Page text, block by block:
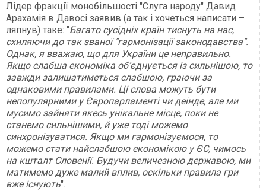
Лідер фракції монобільшості "Слуга народу" Давид
Арахамія в Давосі заявив (а так і хочеться написати –
ляпнув) таке: "Багато сусідніх країн тиснуть на нас,
схиляючи до так званої "гармонізації законодавства".
Однак, я вважаю, що для України це неправильно.
Якщо слабша економіка об’єднується із сильнішою, то
завжди залишатиметься слабшою, граючи за
однаковими правилами. Ці слова можуть бути
непопулярними у Європарламенті чи деінде, але ми
мусимо зайняти якесь унікальне місце, поки не
станемо сильнішими, й уже тоді можемо
синхронізуватися. Якщо ми гармонізуємося, то
можемо стати найслабшою економікою у ЄС, чимось
на кшталт Словенії. Будучи величезною державою, ми
матимемо дуже малий вплив, оскільки правила гри
вже існують".